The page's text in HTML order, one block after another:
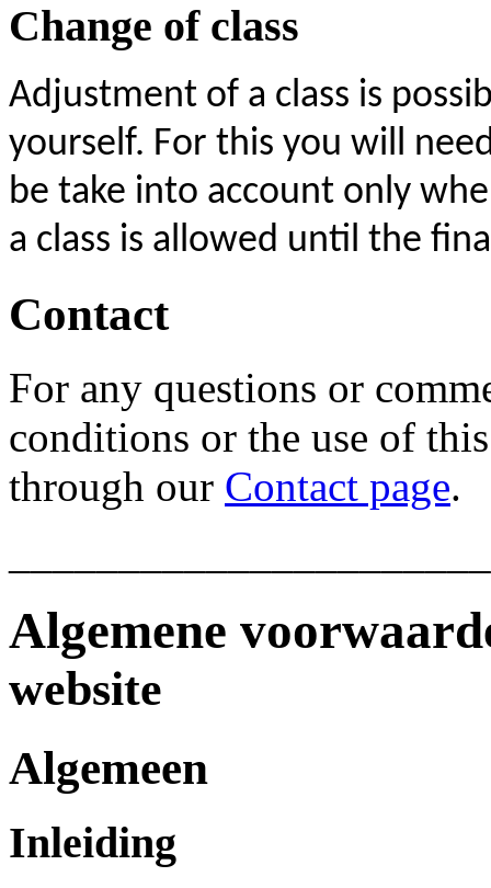
Change of class
Adjustment of a class is
yourself. For this you will
be take into account only
a class is allowed until the
Contact
For any questions or
conditions or the use of
through our Contact page.
Algemene
website
Algemeen
Inleiding